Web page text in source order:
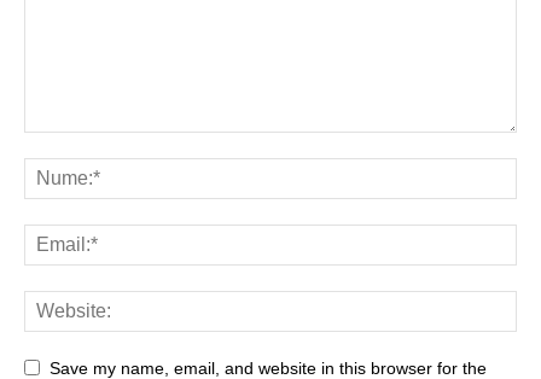
Save my name, email, and website in this browser for the